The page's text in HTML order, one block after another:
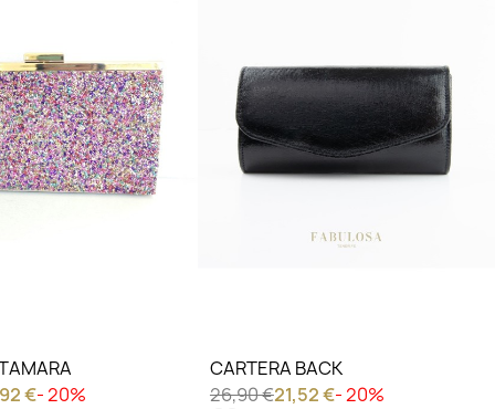
€- 20%
CARTERA BACK
26,90 €21,52 €- 20%